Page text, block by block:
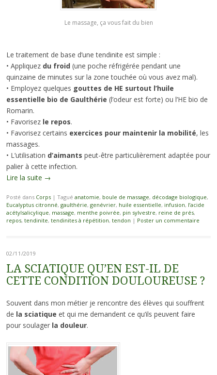
Le massage, ça vous fait du bien
Le traitement de base d’une tendinite est simple :
• Appliquez du froid(une poche réfrigérée pendant une
quinzaine de minutes sur la zone touchée où vous avez mal).
• Employez quelques gouttes de HE surtout l’huile
essentielle bio de Gaulthérie (l’odeur est forte) ou l’HE bio de
Romarin.
• Favorisez le repos.
• Favorisez certains exercices pour maintenir la mobilité, les
massages.
• L’utilisation d’aimants peut-être particulièrement adaptée pour
palier à cette infection.
Lire la suite →
Posté dans Corps | Tagué anatomie, boule de massage, décodage biologique,
Eucalyptus citronné, gaulthérie, genévrier, huile essentielle, infusion, l’acide
acétylsalicylique, massage, menthe poivrée, pin sylvestre, reine de prés,
repos, tendinite, tendinites à répétition, tendon | Poster un commentaire
02/11/2019
LA SCIATIQUE QU’EN EST-IL DE
CETTE CONDITION DOULOUREUSE ?
Souvent dans mon métier je rencontre des élèves qui souffrent
de la sciatique et qui me demandent ce qu’ils peuvent faire
pour soulager la douleur.